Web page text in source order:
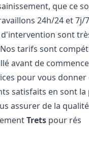
que ce
24h/24 et 7j/
sont
tarifs sont
avant de
pour vous
satisfaits en sont la
assurer de la
Trets pour rés